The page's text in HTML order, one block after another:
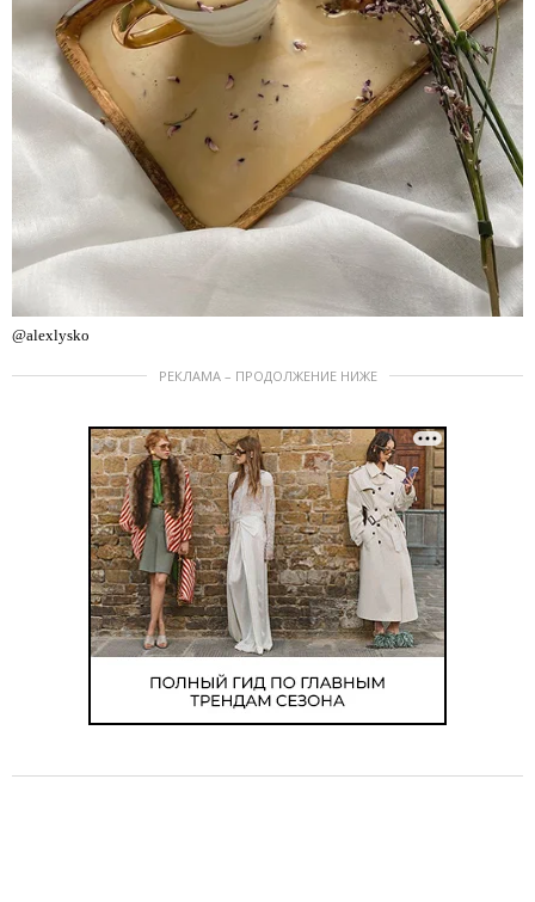
@alexlysko
РЕКЛАМА – ПРОДОЛЖЕНИЕ НИЖЕ